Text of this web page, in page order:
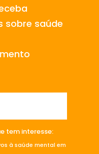
sobre saúde
tem interesse:
à saúde mental em